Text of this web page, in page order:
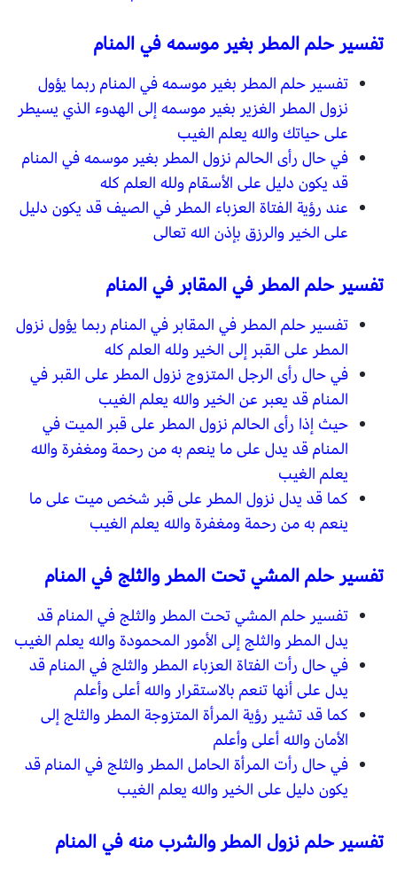
تفسير حلم المطر بغير موسمه في المنام
تفسير حلم المطر بغير موسمه في المنام ربما يؤول
نزول المطر الغزير بغير موسمه إلى الهدوء الذي يسيطر
على حياتك والله يعلم الغيب
في حال رأى الحالم نزول المطر بغير موسمه في المنام
قد يكون دليل على الأسقام ولله العلم كله
عند رؤية الفتاة العزباء المطر في الصيف قد يكون دليل
على الخير والرزق بإذن الله تعالى
تفسير حلم المطر في المقابر في المنام
تفسير حلم المطر في المقابر في المنام ربما يؤول نزول
المطر على القبر إلى الخير ولله العلم كله
في حال رأى الرجل المتزوج نزول المطر على القبر في
المنام قد يعبر عن الخير والله يعلم الغيب
حيث إذا رأى الحالم نزول المطر على قبر الميت في
المنام قد يدل على ما ينعم به من رحمة ومغفرة والله
يعلم الغيب
كما قد يدل نزول المطر على قبر شخص ميت على ما
ينعم به من رحمة ومغفرة والله يعلم الغيب
تفسير حلم المشي تحت المطر والثلج في المنام
تفسير حلم المشي تحت المطر والثلج في المنام قد
يدل المطر والثلج إلى الأمور المحمودة والله يعلم الغيب
في حال رأت الفتاة العزباء المطر والثلج في المنام قد
يدل على أنها تنعم بالاستقرار والله أعلى وأعلم
كما قد تشير رؤية المرأة المتزوجة المطر والثلج إلى
الأمان والله أعلى وأعلم
في حال رأت المرأة الحامل المطر والثلج في المنام قد
يكون دليل على الخير والله يعلم الغيب
تفسير حلم نزول المطر والشرب منه في المنام